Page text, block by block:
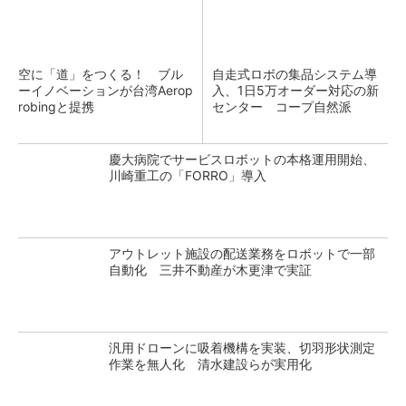
空に「道」をつくる！ ブル
ーイノベーションが台湾Aerop
robingと提携
自走式ロボの集品システム導
入、1日5万オーダー対応の新
センター コープ自然派
慶大病院でサービスロボットの本格運用開始、
川崎重工の「FORRO」導入
アウトレット施設の配送業務をロボットで一部
自動化 三井不動産が木更津で実証
汎用ドローンに吸着機構を実装、切羽形状測定
作業を無人化 清水建設らが実用化